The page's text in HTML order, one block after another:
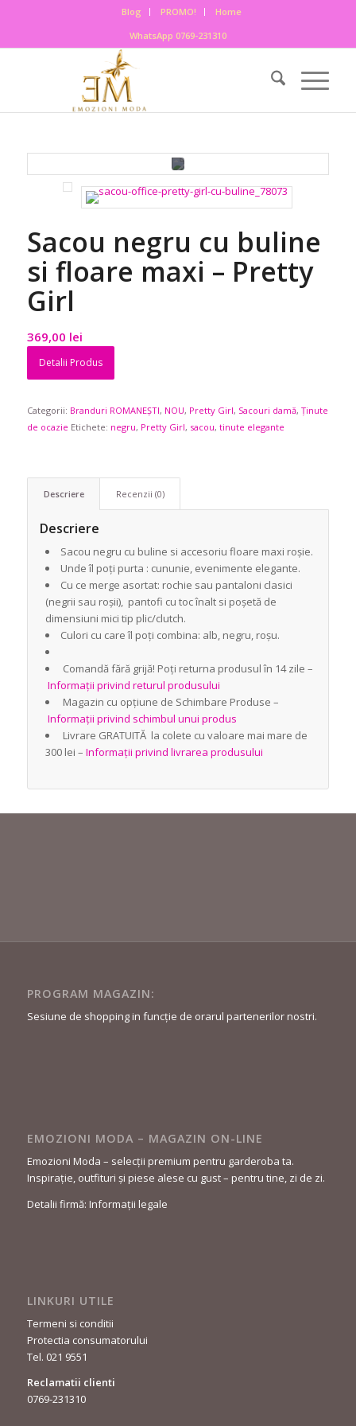
Blog PROMO!
Home
WhatsApp 0769-231310
Sacou negru cu buline
si floare maxi – Pretty
Girl
369,00 lei
Detalii Produs
Categorii: Branduri ROMANEȘTI, NOU, Pretty Girl, Sacouri damă, Ținute
de ocazie Etichete: negru, Pretty Girl, sacou, tinute elegante
Descriere Recenzii (0)
Descriere
Sacou negru cu buline si accesoriu floare maxi roșie.
Unde îl poți purta : cununie, evenimente elegante.
Cu ce merge asortat: rochie sau pantaloni clasici
(negrii sau roșii), pantofi cu toc înalt si poșetă de
dimensiuni mici tip plic/clutch.
Culori cu care îl poți combina: alb, negru, roșu.
Comandă fără grijă! Poți returna produsul în 14 zile –
Informații privind returul produsului
Magazin cu opțiune de Schimbare Produse –
Informații privind schimbul unui produs
Livrare GRATUITĂ la colete cu valoare mai mare de
300 lei – Informații privind livrarea produsului
PROGRAM MAGAZIN:
Sesiune de shopping in funcție de orarul partenerilor nostri.
EMOZIONI MODA – MAGAZIN ON-LINE
Emozioni Moda – selecții premium pentru garderoba ta.
Inspirație, outfituri și piese alese cu gust – pentru tine, zi de zi.
Detalii firmă: Informații legale
LINKURI UTILE
Termeni si conditii
Protectia consumatorului
Tel. 021 9551
Reclamatii clienti
0769-231310